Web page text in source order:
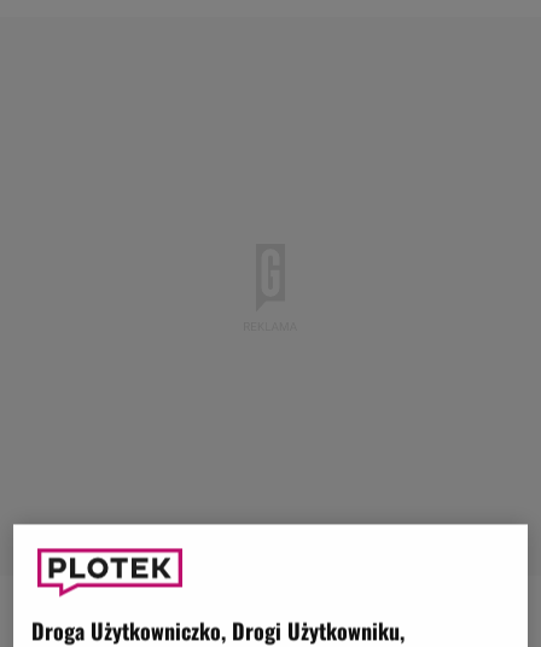
Anna PrzybylskaiJarosław Bieniukprzez lata
Droga Użytkowniczko, Drogi Użytkowniku,